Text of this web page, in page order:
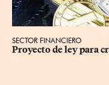
SECTOR FINANCIERO
Proyecto de ley para